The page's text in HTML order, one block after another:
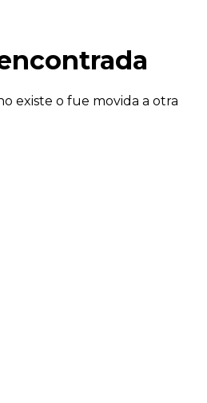
existe o fue movida a otra